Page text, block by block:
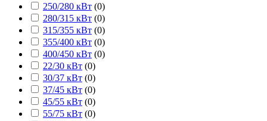
250/280 кВт (0)
280/315 кВт (0)
315/355 кВт (0)
355/400 кВт (0)
400/450 кВт (0)
22/30 кВт (0)
30/37 кВт (0)
37/45 кВт (0)
45/55 кВт (0)
55/75 кВт (0)